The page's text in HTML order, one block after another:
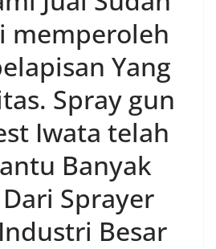
memperoleh
Yang
Spray gun
Iwata telah
Banyak
Sprayer
Besar